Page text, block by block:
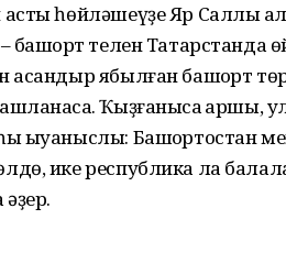
асты һөйләшеүҙе Яр Саллы
– башҡорт телен
ҡасандыр ябылған башҡорт
Ҡыҙғанысҡа ҡаршы,
ҡыуаныслы: Башҡортостан
ике республика ла